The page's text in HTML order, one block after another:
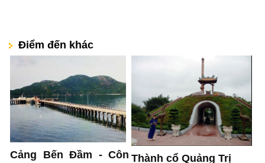
Điểm đến khác
Cảng Bến Đầm - Côn Thành cổ Quảng Trị